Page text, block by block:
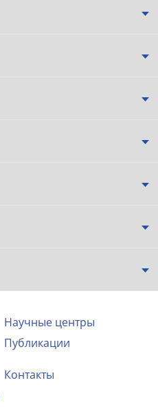
Научные центры
Публикации
Контакты